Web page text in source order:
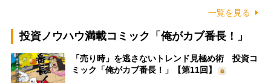
一覧を見る
投資ノウハウ満載コミック「俺がカブ番長！」
「売り時」を逃さないトレンド見極め術 投資コ
ミック「俺がカブ番長！」【第11回】